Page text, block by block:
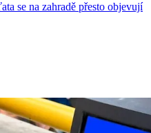
se na zahradě přesto objevují